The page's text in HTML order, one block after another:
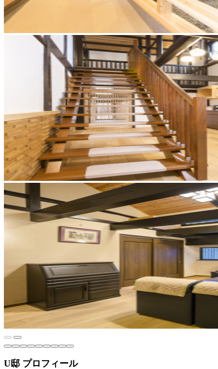
U邸 プロフィール